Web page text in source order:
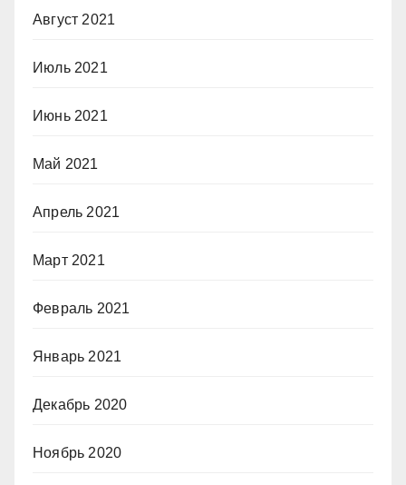
Август 2021
Июль 2021
Июнь 2021
Май 2021
Апрель 2021
Март 2021
Февраль 2021
Январь 2021
Декабрь 2020
Ноябрь 2020